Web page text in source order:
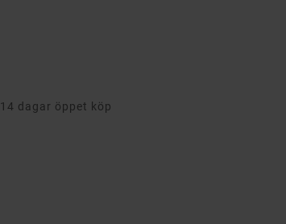
14 dagar öppet köp